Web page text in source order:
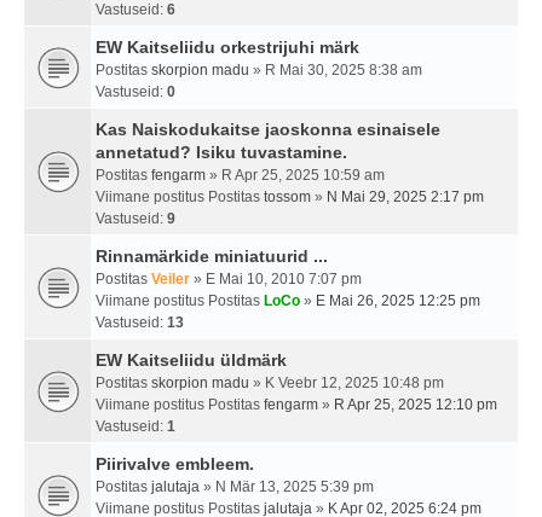
Vastuseid: 6
EW Kaitseliidu orkestrijuhi märk
Postitas skorpion madu » R Mai 30, 2025 8:38 am
Vastuseid: 0
Kas Naiskodukaitse jaoskonna esinaisele
annetatud? Isiku tuvastamine.
Postitas fengarm » R Apr 25, 2025 10:59 am
Viimane postitus Postitas tossom » N Mai 29, 2025 2:17 pm
Vastuseid: 9
Rinnamärkide miniatuurid ...
Postitas Veiler » E Mai 10, 2010 7:07 pm
Viimane postitus Postitas LoCo » E Mai 26, 2025 12:25 pm
Vastuseid: 13
EW Kaitseliidu üldmärk
Postitas skorpion madu » K Veebr 12, 2025 10:48 pm
Viimane postitus Postitas fengarm » R Apr 25, 2025 12:10 pm
Vastuseid: 1
Piirivalve embleem.
Postitas jalutaja » N Mär 13, 2025 5:39 pm
Viimane postitus Postitas jalutaja » K Apr 02, 2025 6:24 pm